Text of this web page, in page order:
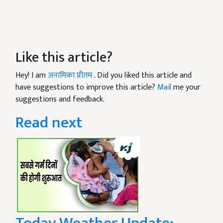
Like this article?
Hey! I amअनामिका प्रीतम. Did you liked this article and
have suggestions to improve this article? Mailme your
suggestions and feedback.
Read next